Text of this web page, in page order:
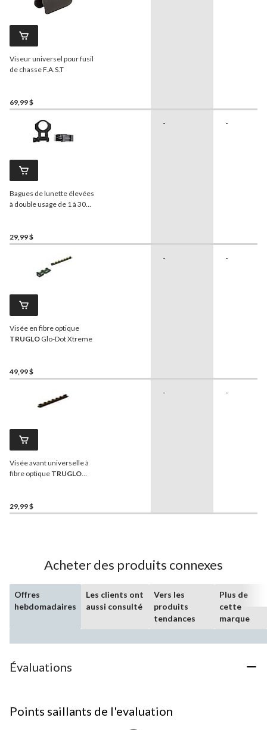
Viseur universel pour fusil
de chasse F.A.S.T
69,99 $
Bagues de lunette élevées
à double usage de 1 à 30
29,99 $
- -
Visée en fibre optique
TRUGLO Glo-Dot Xtreme
49,99 $
- -
Visée avant universelle à
fibre optique TRUGLO
29,99 $
- -
Acheter des produits connexes
Offres
hebdomadaires
Les clients ont
aussi consulté
Vers les
produits
tendances
Plus de
cette
marque
Évaluations
Points saillants de l'evaluation